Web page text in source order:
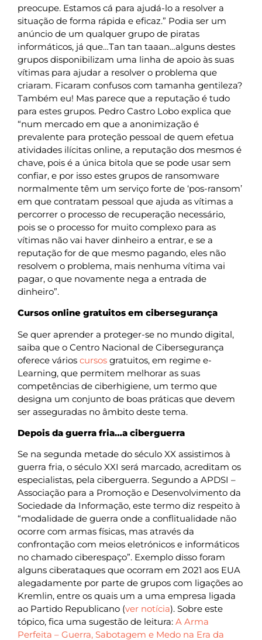
preocupe. Estamos cá para ajudá-lo a resolver a
situação de forma rápida e eficaz.” Podia ser um
anúncio de um qualquer grupo de piratas
informáticos, já que…Tan tan taaan…alguns destes
grupos disponibilizam uma linha de apoio às suas
vítimas para ajudar a resolver o problema que
criaram. Ficaram confusos com tamanha gentileza?
Também eu! Mas parece que a reputação é tudo
para estes grupos. Pedro Castro Lobo explica que
“num mercado em que a anonimização é
prevalente para proteção pessoal de quem efetua
atividades ilícitas online, a reputação dos mesmos é
chave, pois é a única bitola que se pode usar sem
confiar, e por isso estes grupos de ransomware
normalmente têm um serviço forte de ‘pos-ransom’
em que contratam pessoal que ajuda as vítimas a
percorrer o processo de recuperação necessário,
pois se o processo for muito complexo para as
vítimas não vai haver dinheiro a entrar, e se a
reputação for de que mesmo pagando, eles não
resolvem o problema, mais nenhuma vítima vai
pagar, o que novamente nega a entrada de
dinheiro”.
Cursos online gratuitos em cibersegurança
Se quer aprender a proteger-se no mundo digital,
saiba que o Centro Nacional de Cibersegurança
oferece vários cursos gratuitos, em regime e-
Learning, que permitem melhorar as suas
competências de ciberhigiene, um termo que
designa um conjunto de boas práticas que devem
ser asseguradas no âmbito deste tema.
Depois da guerra fria…a ciberguerra
Se na segunda metade do século XX assistimos à
guerra fria, o século XXI será marcado, acreditam os
especialistas, pela ciberguerra. Segundo a APDSI –
Associação para a Promoção e Desenvolvimento da
Sociedade da Informação, este termo diz respeito à
“modalidade de guerra onde a conflitualidade não
ocorre com armas físicas, mas através da
confrontação com meios eletrónicos e informáticos
no chamado ciberespaço”. Exemplo disso foram
alguns ciberataques que ocorram em 2021 aos EUA
alegadamente por parte de grupos com ligações ao
Kremlin, entre os quais um a uma empresa ligada
ao Partido Republicano (ver notícia). Sobre este
tópico, fica uma sugestão de leitura: A Arma
Perfeita – Guerra, Sabotagem e Medo na Era da